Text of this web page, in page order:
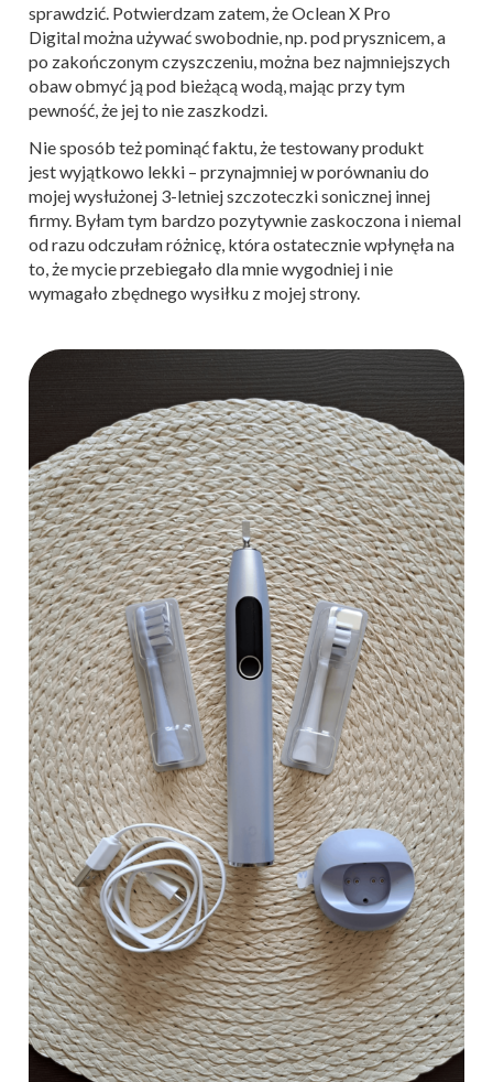
sprawdzić. Potwierdzam zatem, że Oclean X Pro
Digitalmożna używać swobodnie, np. pod prysznicem, a
po zakończonym czyszczeniu, można bez najmniejszych
obaw obmyć ją pod bieżącą wodą, mając przy tym
pewność, że jej to nie zaszkodzi.
Nie sposób też pominąć faktu, że testowany produkt
jestwyjątkowo lekki – przynajmniej w porównaniu do
mojej wysłużonej 3-letniej szczoteczki sonicznej innej
firmy. Byłam tym bardzo pozytywnie zaskoczona i niemal
od razu odczułam różnicę, która ostatecznie wpłynęła na
to, że mycie przebiegało dla mnie wygodniej i nie
wymagało zbędnego wysiłku z mojej strony.